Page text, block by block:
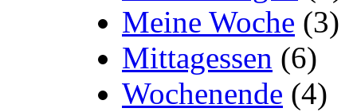
Meine Woche (3)
Mittagessen (6)
Wochenende (4)